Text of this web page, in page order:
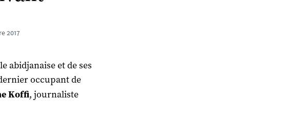
2017
abidjanaise et de ses
occupant de
Koffi, journaliste